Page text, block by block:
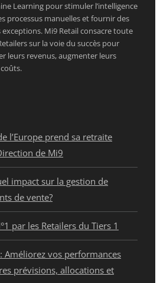
Learning pour stimuler l’intelligence
processus manuelles et fournir des
Mi9 Retail consacre toute
sur la voie du succès pour
leurs revenus, augmenter leurs
l’Europe prend sa retraite
de Mi9
impact sur la gestion de
de vente?
par les Retailers du Tiers 1
Améliorez vos performances
prévisions, allocations et